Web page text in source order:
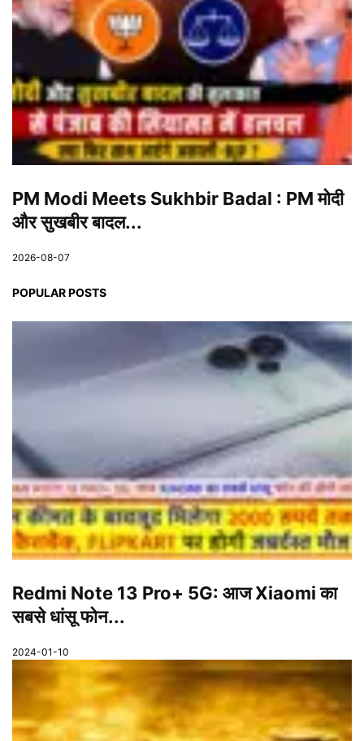
PM Modi Meets Sukhbir Badal : PM मोदी
और सुखबीर बादल...
2026-08-07
POPULAR POSTS
Redmi Note 13 Pro+ 5G: आज Xiaomi का
सबसे धांसू फोन...
2024-01-10